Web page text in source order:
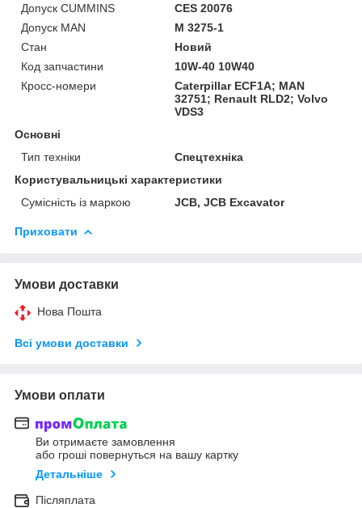
Допуск CUMMINS
CES 20076
Допуск MAN
M 3275-1
Стан
Новий
Код запчастини
10W-40 10W40
Кросс-номери
Caterpillar ECF1A; MAN
32751; Renault RLD2; Volvo
VDS3
Основні
Тип техніки
Спецтехніка
Користувальницькі характеристики
Сумісність із маркою
JCB, JCB Excavator
Приховати
Умови доставки
Нова Пошта
Всі умови доставки
Умови оплати
Ви отримаєте замовлення
або гроші повернуться на вашу картку
Детальніше
Післяплата